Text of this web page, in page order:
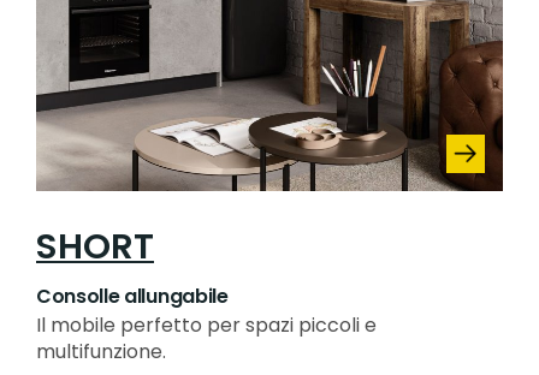
SHORT
Consolle allungabile
Il mobile perfetto per spazi piccoli e
multifunzione.